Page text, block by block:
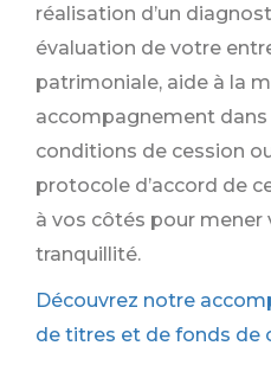
réalisation d’un
évaluation de votre
patrimoniale, aide à la
accompagnement
conditions de cession
protocole d’accord de
à vos côtés pour
tranquillité.
Découvrez notre
de titres et de fonds de